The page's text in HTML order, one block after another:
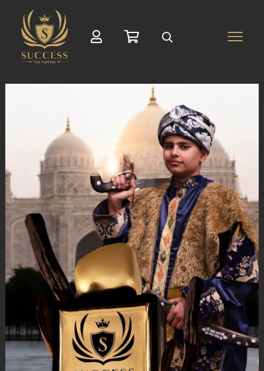
Suche